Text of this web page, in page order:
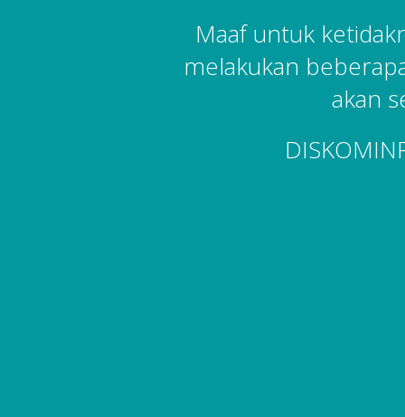
Maaf untuk
melakukan
akan